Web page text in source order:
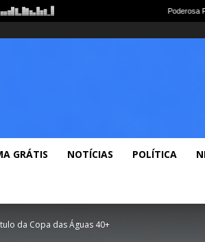
Notícias Gerais Economia
GRÁTIS NOTÍCIAS POLÍTICA
da Copa das Águas 40+